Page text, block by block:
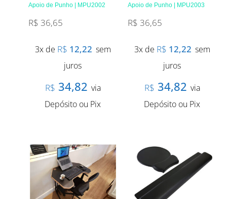
Apoio de Punho | MPU2002
R$ 36,65
3x de R$ 12,22 sem
juros
R$ 34,82 via
Depósito ou Pix
Apoio de Punho | MPU2003
R$ 36,65
3x de R$ 12,22 sem
juros
R$ 34,82 via
Depósito ou Pix